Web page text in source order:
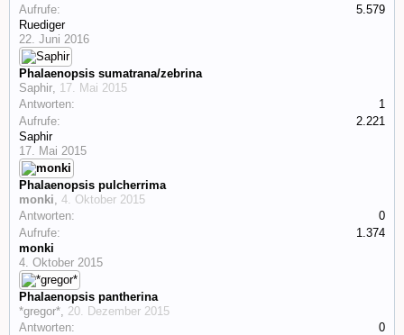
Aufrufe:
5.579
Ruediger
22. Juni 2016
Phalaenopsis sumatrana/zebrina
Saphir, 17. Mai 2015
Antworten:
1
Aufrufe:
2.221
Saphir
17. Mai 2015
Phalaenopsis pulcherrima
monki, 4. Oktober 2015
Antworten:
0
Aufrufe:
1.374
monki
4. Oktober 2015
Phalaenopsis pantherina
*gregor*, 20. Dezember 2015
Antworten:
0